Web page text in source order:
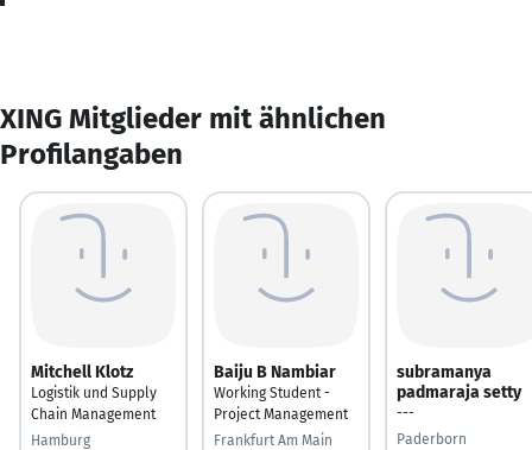
XING Mitglieder mit ähnlichen
Profilangaben
Mitchell Klotz
Logistik und Supply
Chain Management
Hamburg
Baiju B Nambiar
Working Student -
Project Management
Frankfurt Am Main
subramanya
padmaraja setty
---
Paderborn